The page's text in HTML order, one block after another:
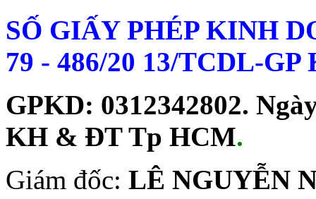
SỐ GIẤY PHÉP KINH
79 - 486/20 13/TCDL-
GPKD: 0312342802.
KH & ĐT Tp HCM.
Giám đốc: LÊ NGUYỄN